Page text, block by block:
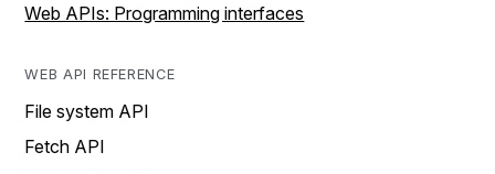
Web APIs: Programming interfaces
WEB API REFERENCE
File system API
Fetch API